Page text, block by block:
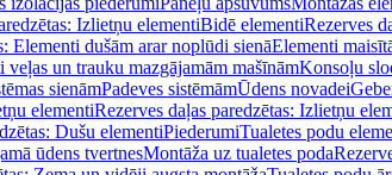
Izlietņu elementiBidē elementiRezerves
Elementi dušām arar noplūdi sienāElementi
veļas un trauku mazgājamām mašīnāmKonsoļu
sienāmPadeves sistēmāmŪdens novadei
elementiRezerves daļas paredzētas: Izlietņu
Dušu elementiPiederumiTualetes podu
ūdens tvertnesMontāža uz tualetes poda